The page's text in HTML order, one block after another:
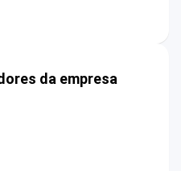
da empresa